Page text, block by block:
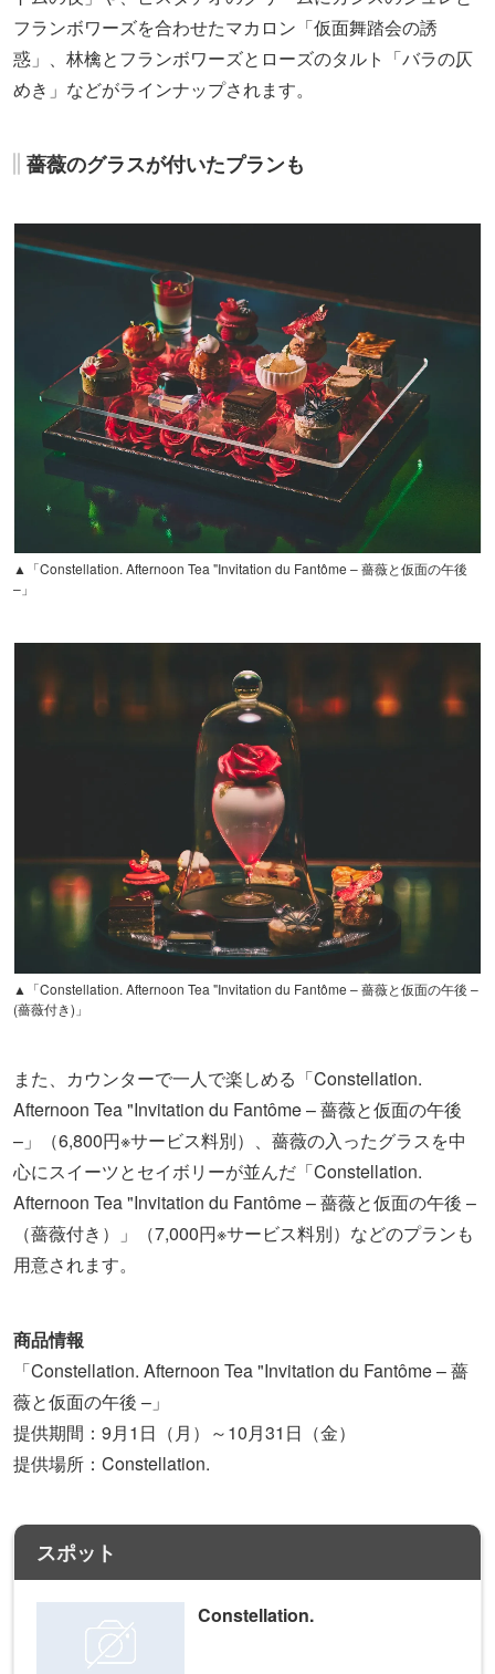
フランボワーズを合わせたマカロン「仮面舞踏会の誘
惑」、林檎とフランボワーズとローズのタルト「バラの仄
めき」などがラインナップされます。
薔薇のグラスが付いたプランも
▲「Constellation. Afternoon Tea "Invitation du Fantôme – 薔薇と仮面の午後
–」
▲「Constellation. Afternoon Tea "Invitation du Fantôme – 薔薇と仮面の午後 –
(薔薇付き)」
また、カウンターで一人で楽しめる「Constellation.
Afternoon Tea "Invitation du Fantôme – 薔薇と仮面の午後
–」（6,800円※サービス料別）、薔薇の入ったグラスを中
心にスイーツとセイボリーが並んだ「Constellation.
Afternoon Tea "Invitation du Fantôme – 薔薇と仮面の午後 –
（薔薇付き）」（7,000円※サービス料別）などのプランも
用意されます。
商品情報
「Constellation. Afternoon Tea "Invitation du Fantôme – 薔
薇と仮面の午後 –」
提供期間：9月1日（月）～10月31日（金）
提供場所：Constellation.
スポット
Constellation.